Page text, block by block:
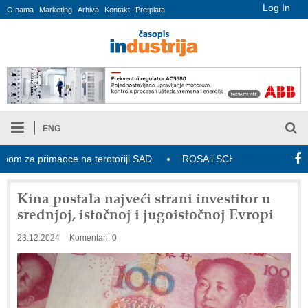
Log In
O nama Marketing Arhiva Kontakt Pretplata
ENG
primaoce na terotoriji SAD ROSA i SCHUNK podižu
Kina postala najveći strani investitor u
srednjoj, istočnoj i jugoistočnoj Evropi
23.12.2024 Komentari: 0